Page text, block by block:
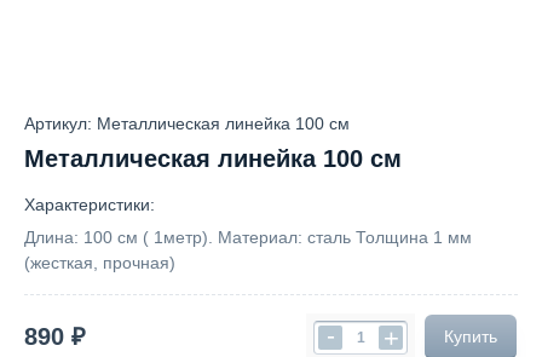
Артикул: Металлическая линейка 100 см
Металлическая линейка 100 см
Характеристики:
Длина: 100 см ( 1метр). Материал: сталь Толщина 1 мм
(жесткая, прочная)
890 ₽ - + Купить